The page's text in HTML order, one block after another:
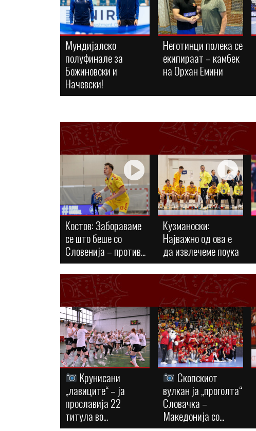
Мундијалско
полуфинале за
Божиновски и
Начевски!
Неготинци полека се
екипираат – камбек
на Орхан Емини
Костов: Забораваме
се што беше со
Словенија – против...
Кузманоски:
Најважно од ова е
да извлечеме поука
Kрунисани
„лавиците“ – ја
прославија 22
титула во...
Скопскиот
вулкан ја „проголта“
Словачка –
Македонија со...